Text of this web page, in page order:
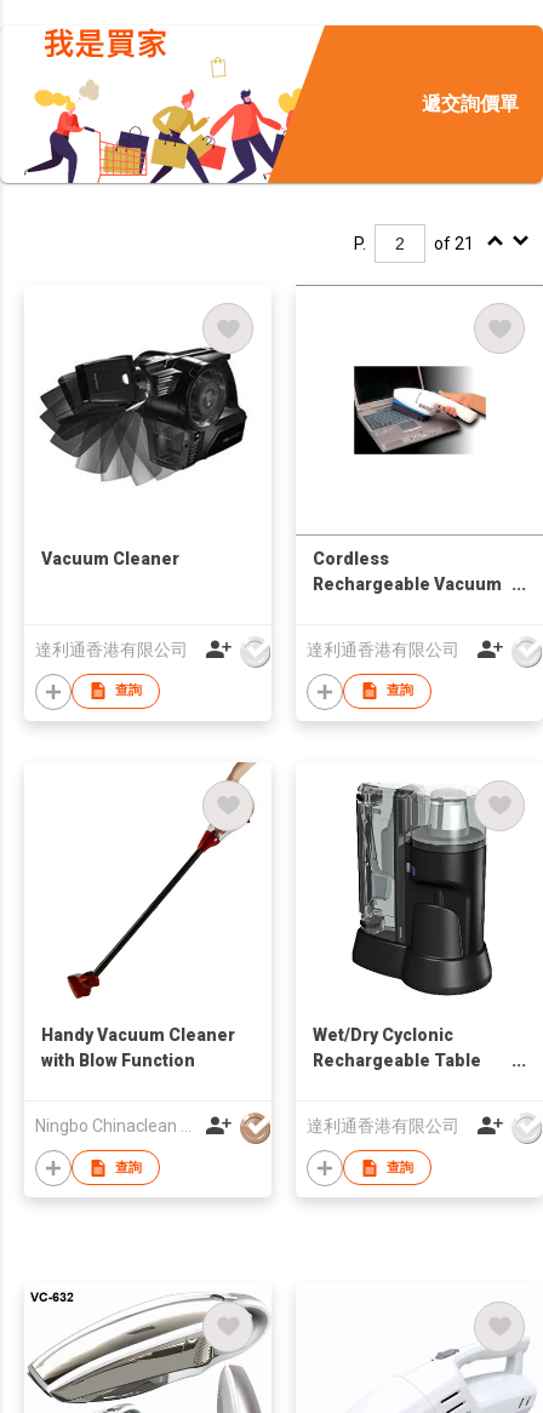
遞交詢價單
P. of 21
Vacuum Cleaner
達利通香港有限公司
查詢
Cordless
Rechargeable Vacuum
Equipment / Computer
/ Excellent for Irregular
Surface
達利通香港有限公司
查詢
Handy Vacuum Cleaner
with Blow Function
查詢
Wet/Dry Cyclonic
Rechargeable Table
達利通香港有限公司
查詢